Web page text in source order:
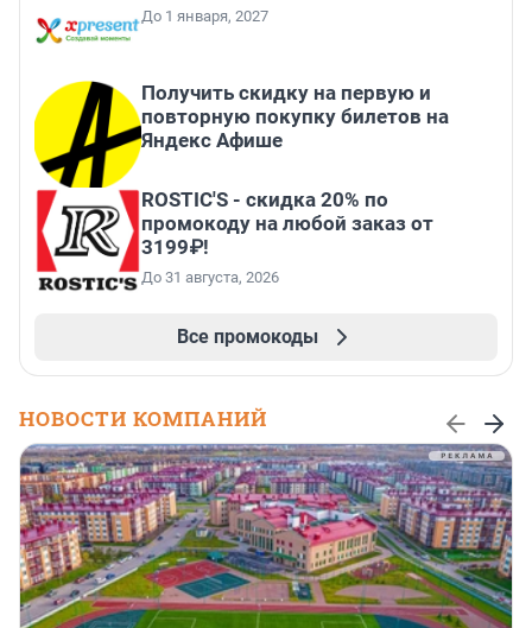
До 1 января, 2027
Получить скидку на первую и
повторную покупку билетов на
Яндекс Афише
ROSTIC'S - скидка 20% по
промокоду на любой заказ от
3199₽!
До 31 августа, 2026
Все промокоды
НОВОСТИ КОМПАНИЙ